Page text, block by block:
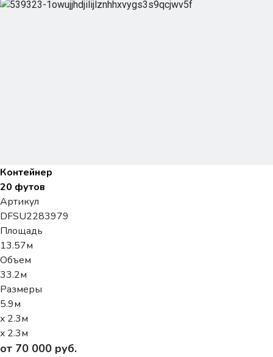
Контейнер
20 футов
Артикул
DFSU2283979
Площадь
13.57м
Объем
33.2м
Размеры
5.9м
x 2.3м
x 2.3м
от 70 000 руб.